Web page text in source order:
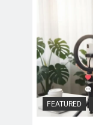
FEATURED